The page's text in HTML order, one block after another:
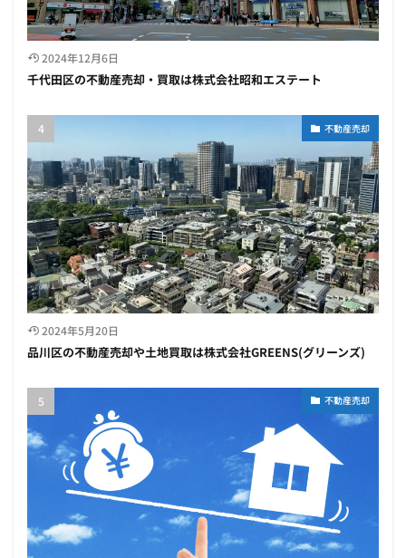
2024年12月6日
千代田区の不動産売却・買取は株式会社昭和エステート
不動産売却
2024年5月20日
品川区の不動産売却や土地買取は株式会社GREENS(グリーンズ)
不動産売却